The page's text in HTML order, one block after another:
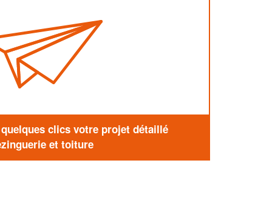
clics votre projet détaillé
et toiture